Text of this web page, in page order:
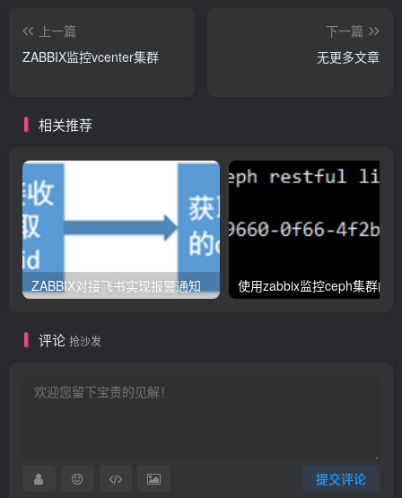
上一篇
ZABBIX监控vcenter集群
下一篇
无更多文章
相关推荐
ZABBIX对接飞书实现报警通知
评论 抢沙发
提交评论